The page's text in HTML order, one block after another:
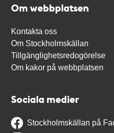
Om webbplatsen
Kontakta oss
Om Stockholmskällan
Tillgänglighetsredogörelse
Om kakor på webbplatsen
Sociala medier
Stockholmskällan på